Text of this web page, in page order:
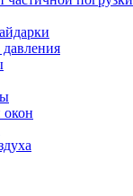
окон